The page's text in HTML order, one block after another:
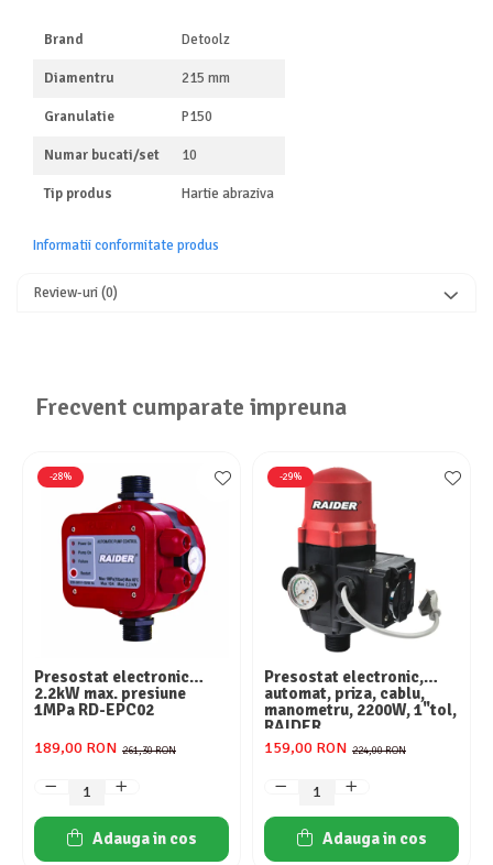
Motoburghiu/Foreza pamant
Pachete Incorporabile
Radiatoare
Semanatoare,Plantatoare
Suflante Frunze
Ventilatoare & Sisteme Racire
Aparate de aer conditionat
Ventilatoare
Zootehnie
Foarfeci tuns oi
Incubatoare oua
Brand Detoolz
Diamentru 215 mm
Granulatie P150
Numar bucati/set 10
Tip produs Hartie abraziva
Informatii conformitate produs
Review-uri(0)
Frecvent cumparate impreuna
-28%
Presostat electronic
2.2kW max. presiune
1MPa RD-EPC02
261,30 RON
189,00 RON
Adauga in cos
-29%
Presostat electronic,
automat, priza, cablu,
manometru, 2200W, 1"tol,
RAIDER
224,00 RON
159,00 RON
Adauga in cos